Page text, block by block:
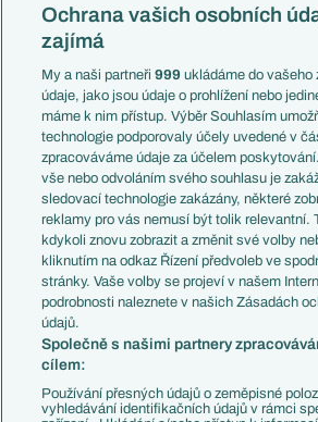
Mistrovství světa
Liga národů
Témata
Představení týmů MS
EuroSkauting
PL v kostce
Evropské koeficienty
Přestupy
Přestupové spekulace
Zranění
Kluby
Arsenal FC
Chelsea FC
Manchester United
AC Milán
Juventus FC
Bayern Mnichov
Česko
Francie
Itálie
Německo
Španělsko
Argentina
Brazílie
Přestupy
Zápasy
Livescore
Tipovací
Ochrana vašich osobních
zajímá
My a naši partneři999 ukládáme do vašeho
údaje, jako jsou údaje o prohlížení nebo
máme k nim přístup. Výběr Souhlasím
technologie podporovaly účely uvedené v
zpracováváme údaje za účelem
vše nebo odvoláním svého souhlasu je
sledovací technologie zakázány, některé
reklamy pro vás nemusí být tolik relevantní.
kdykoli znovu zobrazit a změnit své volby
kliknutím na odkaz Řízení předvoleb ve
stránky. Vaše volby se projeví v našem
podrobnosti naleznete v našich Zásadách
údajů.
Společně s našimi partnery
cílem:
Používání přesných údajů o zeměpisné
vyhledávání identifikačních údajů v rámci